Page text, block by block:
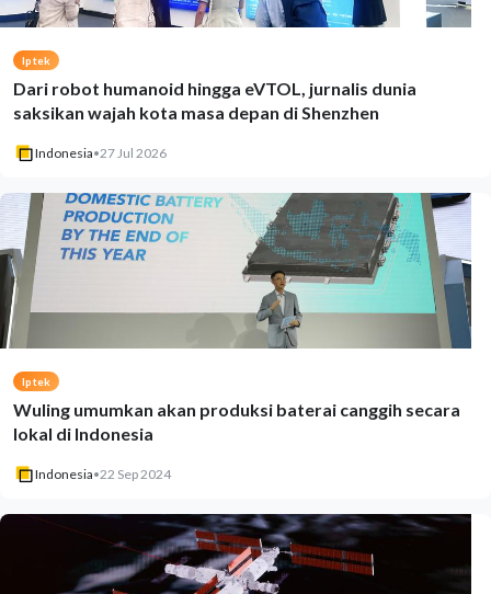
Iptek
Dari robot humanoid hingga eVTOL, jurnalis dunia
saksikan wajah kota masa depan di Shenzhen
Indonesia•27 Jul 2026
Iptek
Wuling umumkan akan produksi baterai canggih secara
lokal di Indonesia
Indonesia•22 Sep 2024